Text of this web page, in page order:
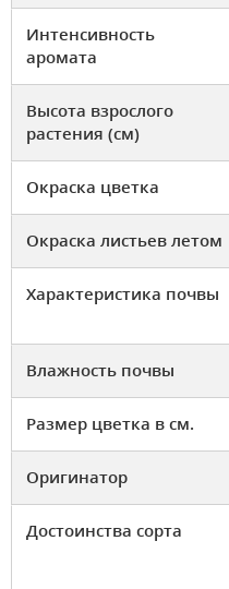
Интенсивность
аромата
Высота взрослого
растения (см)
Окраска цветка
Окраска листьев летом
Характеристика почвы
Влажность почвы
Размер цветка в см.
Оригинатор
Достоинства сорта